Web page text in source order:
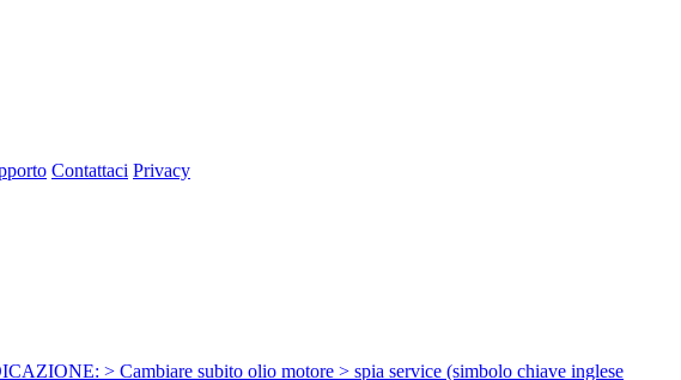
Contattaci Privacy
> Cambiare subito olio motore > spia service (simbolo chiave inglese